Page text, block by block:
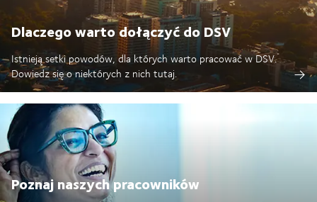
Dlaczego warto dołączyć do DSV
Istnieją setki powodów, dla których warto pracować w DSV.
Dowiedz się o niektórych z nich tutaj.
Poznaj naszych pracowników